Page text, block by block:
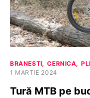
BRANESTI CERNICA
1 MARTIE 2024
Tură MTB pe